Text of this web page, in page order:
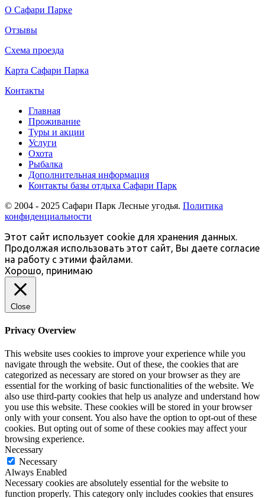
О Сафари Парке
Отзывы
Схема проезда
Карта Сафари Парка
Контакты
Главная
Проживание
Туры и акции
Услуги
Охота
Рыбалка
Дополнительная информация
Контакты базы отдыха Сафари Парк
© 2004 - 2025 Сафари Парк Лесные угодья. Политика
конфиденциальности
Этот сайт использует cookie для хранения данных.
Продолжая использовать этот сайт, Вы даете согласие
на работу с этими файлами.
Хорошо, принимаю
Close
Privacy Overview
This website uses cookies to improve your experience while you
navigate through the website. Out of these, the cookies that are
categorized as necessary are stored on your browser as they are
essential for the working of basic functionalities of the website. We
also use third-party cookies that help us analyze and understand how
you use this website. These cookies will be stored in your browser
only with your consent. You also have the option to opt-out of these
cookies. But opting out of some of these cookies may affect your
browsing experience.
Necessary
Necessary
Always Enabled
Necessary cookies are absolutely essential for the website to
function properly. This category only includes cookies that ensures